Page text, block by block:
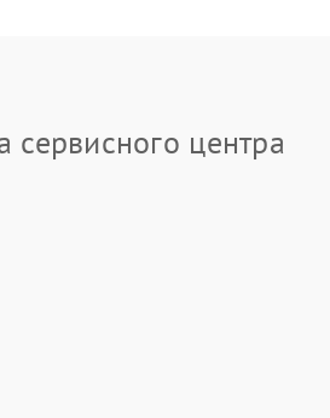
сервисного центра